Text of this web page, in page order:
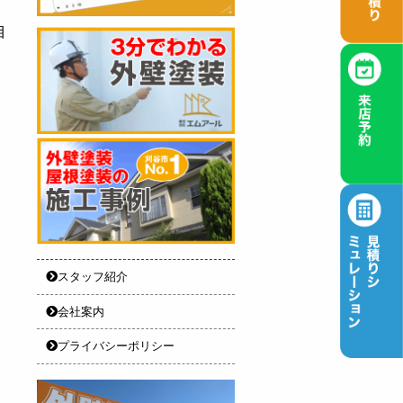
スタッフ紹介
会社案内
プライバシーポリシー